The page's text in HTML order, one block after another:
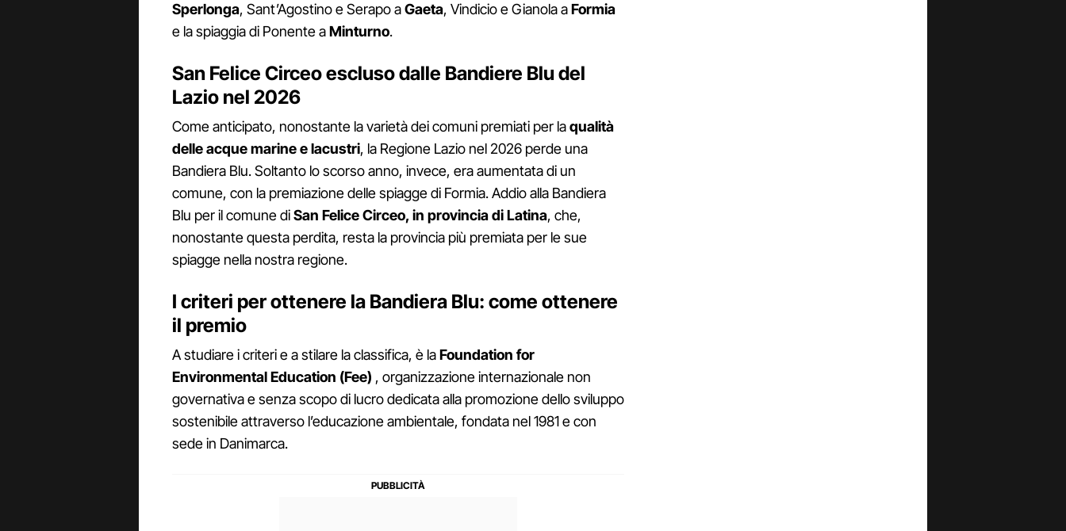
Sperlonga, Sant’Agostino e Serapo aGaeta, Vindicio e Gianola aFormia
e la spiaggia di Ponente aMinturno.
San Felice Circeo escluso dalle Bandiere Blu del
Lazio nel 2026
Come anticipato, nonostante la varietà dei comuni premiati per laqualità
delle acque marine e lacustri, la Regione Lazio nel 2026 perde una
Bandiera Blu. Soltanto lo scorso anno, invece, era aumentata di un
comune, con la premiazione delle spiagge di Formia. Addio alla Bandiera
Blu per il comune diSan Felice Circeo, in provincia di Latina, che,
nonostante questa perdita, resta la provincia più premiata per le sue
spiagge nella nostra regione.
I criteri per ottenere la Bandiera Blu: come ottenere
il premio
A studiare i criteri e a stilare la classifica, è laFoundation for
Environmental Education (Fee) , organizzazione internazionale non
governativa e senza scopo di lucro dedicata alla promozione dello sviluppo
sostenibile attraverso l’educazione ambientale, fondata nel 1981 e con
sede in Danimarca.